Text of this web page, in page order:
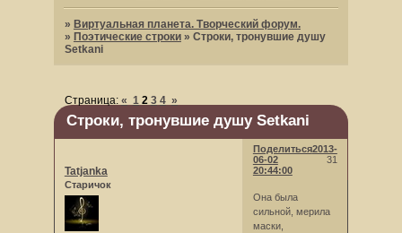
» Виртуальная планета. Творческий форум.
» Поэтические строки » Строки, тронувшие душу
Setkani
Строки, тронувшие душу Setkani
Страница: « 1 2 3 4 »
Поделиться
31
2013-
06-02
20:44:00
Tatjanka
Старичок
Она была
сильной, мерила
маски,